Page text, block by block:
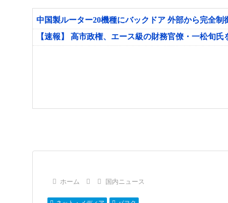
中国製ルーター20機種にバックドア 外部から完全
【速報】 高市政権、エース級の財務官僚・一松旬
ホーム 国内ニュース